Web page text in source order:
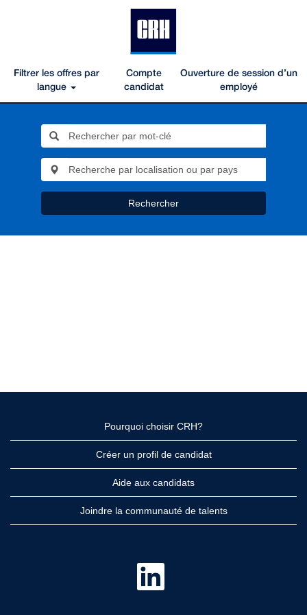
Filtrer les offres par
langue
Compte
candidat
Ouverture de session d’un
employé
Rechercher
Pourquoi choisir CRH?
Créer un profil de candidat
Aide aux candidats
Joindre la communauté de talents
S
u